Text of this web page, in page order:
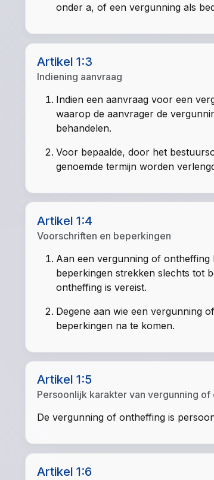
onder a, of een vergunning als
Artikel 1:3
Indiening aanvraag
Indien een aanvraag voor een
waarop de aanvrager de
behandelen.
Voor bepaalde, door het
genoemde termijn worden
Artikel 1:4
Voorschriften en beperkingen
Aan een vergunning of
beperkingen strekken slechts tot
ontheffing is vereist.
Degene aan wie een vergunning
beperkingen na te komen.
Artikel 1:5
Persoonlijk karakter van vergunning of
De vergunning of ontheffing is
Artikel 1:6